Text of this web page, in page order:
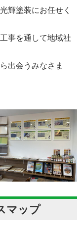
輝塗装にお任せく
事を通して地域社
出会うみなさま
マップ